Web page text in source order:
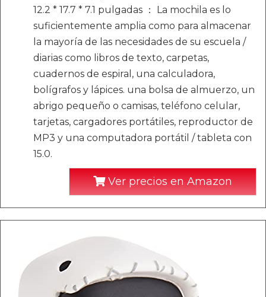
12.2 * 17.7 * 7.1 pulgadas ： La mochila es lo
suficientemente amplia como para almacenar
la mayoría de las necesidades de su escuela /
diarias como libros de texto, carpetas,
cuadernos de espiral, una calculadora,
bolígrafos y lápices. una bolsa de almuerzo, un
abrigo pequeño o camisas, teléfono celular,
tarjetas, cargadores portátiles, reproductor de
MP3 y una computadora portátil / tableta con
15.0.
Ver precios en Amazon